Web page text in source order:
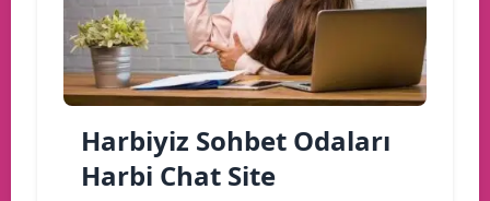
Harbiyiz Sohbet Odaları
Harbi Chat Site